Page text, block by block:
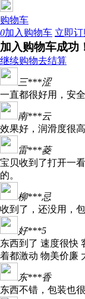
购物车
0加入购物车 立即订
加入购物车成功
继续购物去结算
三***涩
一直都很好用，安
南***云
效果好，润滑度很高
雷***菱
宝贝收到了打开一
的。
柳***忌
收到了，还没用，
好***5
东西到了 速度很快
着都激动 物美价廉
东***香
东西不错，包装也